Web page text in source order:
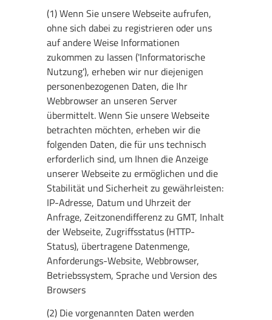
(1) Wenn Sie unsere Webseite aufrufen,
ohne sich dabei zu registrieren oder uns
auf andere Weise Informationen
zukommen zu lassen ('Informatorische
Nutzung'), erheben wir nur diejenigen
personenbezogenen Daten, die Ihr
Webbrowser an unseren Server
übermittelt. Wenn Sie unsere Webseite
betrachten möchten, erheben wir die
folgenden Daten, die für uns technisch
erforderlich sind, um Ihnen die Anzeige
unserer Webseite zu ermöglichen und die
Stabilität und Sicherheit zu gewährleisten:
IP-Adresse, Datum und Uhrzeit der
Anfrage, Zeitzonendifferenz zu GMT, Inhalt
der Webseite, Zugriffsstatus (HTTP-
Status), übertragene Datenmenge,
Anforderungs-Website, Webbrowser,
Betriebssystem, Sprache und Version des
Browsers
(2) Die vorgenannten Daten werden